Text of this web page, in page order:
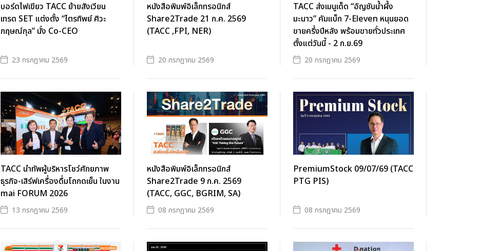
บอร์ดไฟเขียว TACC ย้ายสังเวียน
เทรด SET แต่งตั้ง “ไตรทิพย์ ศิวะ
กฤษณ์กุล” นั่ง Co-CEO
23 กรกฎาคม 2569
หนังสือพิมพ์อิเล็กทรอนิกส์
Share2Trade 21 ก.ค. 2569
(TACC ,FPI, NER)
20 กรกฎาคม 2569
TACC ส่งเมนูเด็ด “อัญชันน้ำผึ้ง
มะนาว” คัมแบ็ก 7-Eleven หนุนยอด
ขายครึ่งปีหลัง พร้อมขายทั่วประเทศ
ตั้งแต่วันนี้ - 2 ก.ย.69
20 กรกฎาคม 2569
TACC นำทัพผู้บริหารโชว์ศักยภาพ
ธุรกิจ-เสิร์ฟเครื่องดื่มโถกดเย็น ในงาน
mai FORUM 2026
13 กรกฎาคม 2569
หนังสือพิมพ์อิเล็กทรอนิกส์
Share2Trade 9 ก.ค. 2569
(TACC, GGC, BGRIM, SA)
08 กรกฎาคม 2569
PremiumStock 09/07/69 (TACC
PTG PIS)
08 กรกฎาคม 2569